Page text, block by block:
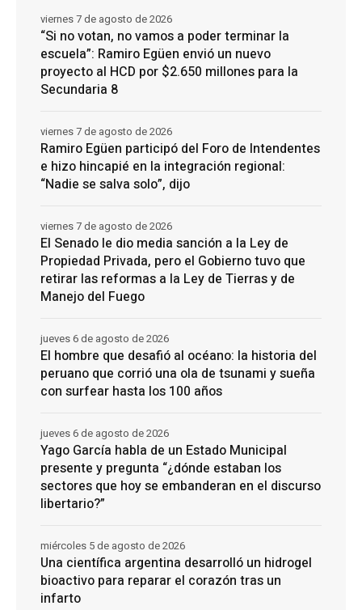
“Si no votan, no vamos a poder terminar la
escuela”: Ramiro Egüen envió un nuevo
proyecto al HCD por $2.650 millones para la
Secundaria 8
viernes 7 de agosto de 2026
Ramiro Egüen participó del Foro de Intendentes
e hizo hincapié en la integración regional:
“Nadie se salva solo”, dijo
viernes 7 de agosto de 2026
El Senado le dio media sanción a la Ley de
Propiedad Privada, pero el Gobierno tuvo que
retirar las reformas a la Ley de Tierras y de
Manejo del Fuego
viernes 7 de agosto de 2026
El hombre que desafió al océano: la historia del
peruano que corrió una ola de tsunami y sueña
con surfear hasta los 100 años
jueves 6 de agosto de 2026
Yago García habla de un Estado Municipal
presente y pregunta “¿dónde estaban los
sectores que hoy se embanderan en el discurso
libertario?”
jueves 6 de agosto de 2026
Una científica argentina desarrolló un hidrogel
bioactivo para reparar el corazón tras un
infarto
miércoles 5 de agosto de 2026